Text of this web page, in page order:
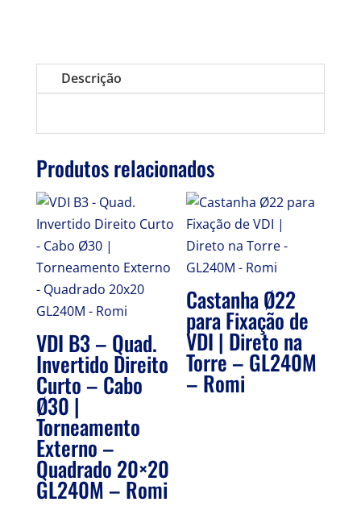
Descrição
Produtos relacionados
VDI B3 – Quad.
Invertido Direito
Curto – Cabo
Ø30 |
Torneamento
Externo –
Quadrado 20×20
GL240M – Romi
Castanha Ø22
para Fixação de
VDI | Direto na
Torre – GL240M
– Romi